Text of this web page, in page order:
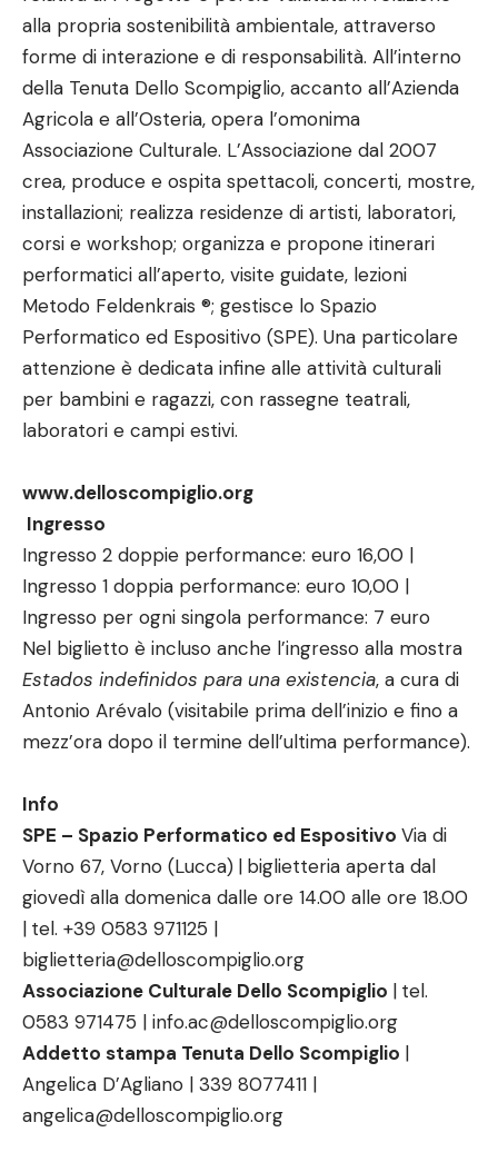
alla propria sostenibilità ambientale, attraverso
forme di interazione e di responsabilità. All’interno
della Tenuta Dello Scompiglio, accanto all’Azienda
Agricola e all’Osteria, opera l’omonima
Associazione Culturale. L’Associazione dal 2007
crea, produce e ospita spettacoli, concerti, mostre,
installazioni; realizza residenze di artisti, laboratori,
corsi e workshop; organizza e propone itinerari
performatici all’aperto, visite guidate, lezioni
Metodo Feldenkrais ®; gestisce lo Spazio
Performatico ed Espositivo (SPE). Una particolare
attenzione è dedicata infine alle attività culturali
per bambini e ragazzi, con rassegne teatrali,
laboratori e campi estivi.
www.delloscompiglio.org
Ingresso
Ingresso 2 doppie performance: euro 16,00 |
Ingresso 1 doppia performance: euro 10,00 |
Ingresso per ogni singola performance: 7 euro
Nel biglietto è incluso anche l’ingresso alla mostra
Estados indefinidos para una existencia, a cura di
Antonio Arévalo (visitabile prima dell’inizio e fino a
mezz’ora dopo il termine dell’ultima performance).
Info
SPE – Spazio Performatico ed Espositivo Via di
Vorno 67, Vorno (Lucca) | biglietteria aperta dal
giovedì alla domenica dalle ore 14.00 alle ore 18.00
| tel. +39 0583 971125 |
biglietteria@delloscompiglio.org
Associazione Culturale Dello Scompiglio | tel.
0583 971475 | info.ac@delloscompiglio.org
Addetto stampa Tenuta Dello Scompiglio |
Angelica D’Agliano | 339 8077411 |
angelica@delloscompiglio.org